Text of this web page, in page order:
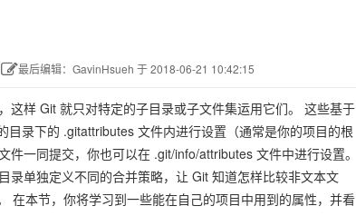
最后编辑：GavinHsueh 于 2018-06-21 10:42:15
这样 Git 就只对特定的子目录或子文件集运用它们。 这些基于
目录下的 .gitattributes 文件内进行设置（通常是你的项目的根
件一同提交，你也可以在 .git/info/attributes 文件中进行设置。
录单独定义不同的合并策略，让 Git 知道怎样比较非文本文
在本节，你将学习到一些能在自己的项目中用到的属性，并看